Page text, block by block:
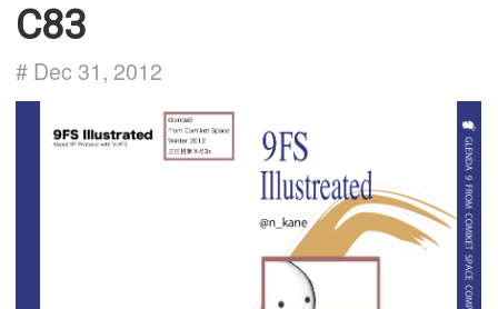
C83
# Dec 31, 2012